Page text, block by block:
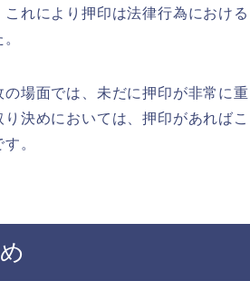
れにより押印は法律行為における
場面では、未だに押印が非常に重
決めにおいては、押印があればこ
。